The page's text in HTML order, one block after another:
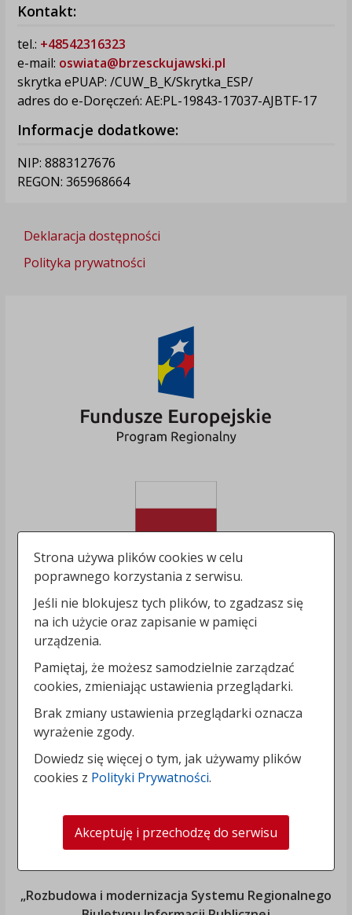
Kontakt:
tel.: +48542316323
e-mail: oswiata@brzesckujawski.pl
skrytka ePUAP: /CUW_B_K/Skrytka_ESP/
adres do e-Doręczeń: AE:PL-19843-17037-AJBTF-17
Informacje dodatkowe:
NIP: 8883127676
REGON: 365968664
Deklaracja dostępności
Polityka prywatności
„Rozbudowa i modernizacja Systemu Regionalnego
Strona używa plików cookies w celu
poprawnego korzystania z serwisu.
Jeśli nie blokujesz tych plików, to zgadzasz się
na ich użycie oraz zapisanie w pamięci
urządzenia.
Pamiętaj, że możesz samodzielnie zarządzać
cookies, zmieniając ustawienia przeglądarki.
Brak zmiany ustawienia przeglądarki oznacza
wyrażenie zgody.
Dowiedz się więcej o tym, jak używamy plików
cookies z Polityki Prywatności.
Akceptuję i przechodzę do serwisu